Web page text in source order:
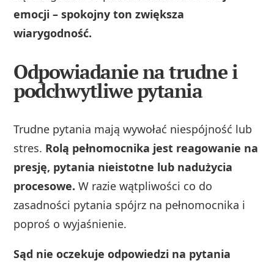
emocji – spokojny ton zwiększa
wiarygodność.
Odpowiadanie na trudne i
podchwytliwe pytania
Trudne pytania mają wywołać niespójność lub
stres. Rolą pełnomocnika jest reagowanie na
presję, pytania nieistotne lub nadużycia
procesowe. W razie wątpliwości co do
zasadności pytania spójrz na pełnomocnika i
poproś o wyjaśnienie.
Sąd nie oczekuje odpowiedzi na pytania